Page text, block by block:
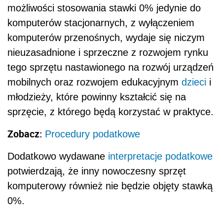
możliwości stosowania stawki 0% jedynie do
komputerów stacjonarnych, z wyłączeniem
komputerów przenośnych, wydaje się niczym
nieuzasadnione i sprzeczne z rozwojem rynku
tego sprzętu nastawionego na rozwój urządzeń
mobilnych oraz rozwojem edukacyjnym dzieci i
młodzieży, które powinny kształcić się na
sprzęcie, z którego będą korzystać w praktyce.
Zobacz: Procedury podatkowe
Dodatkowo wydawane interpretacje podatkowe
potwierdzają, że inny nowoczesny sprzęt
komputerowy również nie będzie objęty stawką
0%.